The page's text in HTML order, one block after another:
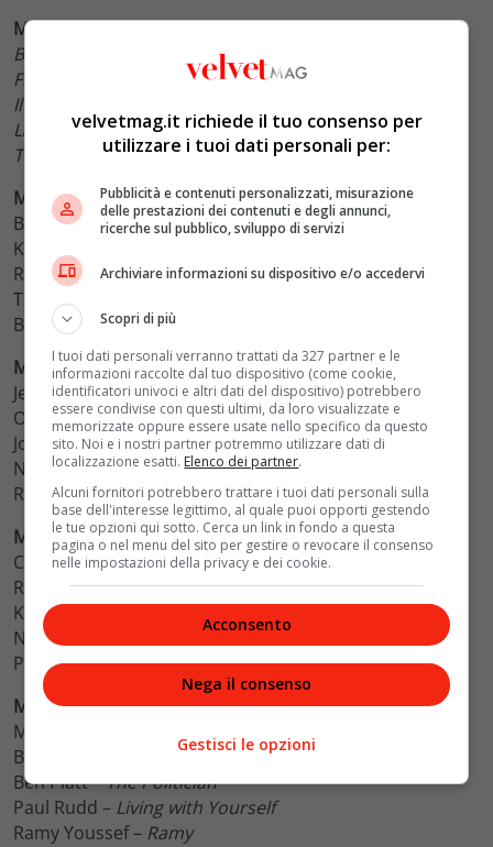
Miglior serie tv comedy
Barry
Fleabag
Il metodo Kominsky
La fantastica signora Maisel– (Amazon)
The Politician– (Netflix)
Miglior attore in una serie drammatica
Brian Cox –Succession
Kit Harington –
Rami Malek –Mr. Robot
Tobias Menzies –
Billy Porter –Pose
Miglior attrice in una serie drammatica
Jennifer Aniston –The Morning Show
Olivia Colman –The Crown
Jodie Comer –Killing Eve
Nicole Kidman –Big Little Lies
Reese Witherspoon –Big Little Lies
Miglior attrice in una serie tv comedy
Christina Applegate –Dead to Me
Rachel Brosnahan –La fantastica signora Maisel
Kirsten Dunst –
On Becoming a God in Central Florida
Natasha Lyonne –
Russian Doll
Phoebe Waller-Bridge –Fleabag
Miglior attore in una serie tv comedy
Michael Douglas –
Bill Hader –
Ben Platt –The Politician
Paul Rudd – Living with Yourself
Ramy Youssef – Ramy
velvetmag.it richiede il tuo consenso per
utilizzare i tuoi dati personali per:
Pubblicità e contenuti personalizzati, misurazione
delle prestazioni dei contenuti e degli annunci,
ricerche sul pubblico, sviluppo di servizi
Archiviare informazioni su dispositivo e/o accedervi
Scopri di più
I tuoi dati personali verranno trattati da 327 partner e le
informazioni raccolte dal tuo dispositivo (come cookie,
identificatori univoci e altri dati del dispositivo) potrebbero
essere condivise con questi ultimi, da loro visualizzate e
memorizzate oppure essere usate nello specifico da questo
sito. Noi e i nostri partner potremmo utilizzare dati di
localizzazione esatti. Elenco dei partner.
Alcuni fornitori potrebbero trattare i tuoi dati personali sulla
base dell'interesse legittimo, al quale puoi opporti gestendo
le tue opzioni qui sotto. Cerca un link in fondo a questa
pagina o nel menu del sito per gestire o revocare il consenso
nelle impostazioni della privacy e dei cookie.
Acconsento
Nega il consenso
Gestisci le opzioni